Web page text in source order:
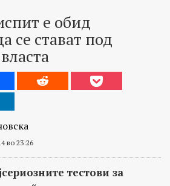
е обид
се стават под
во 23:26
тестови за